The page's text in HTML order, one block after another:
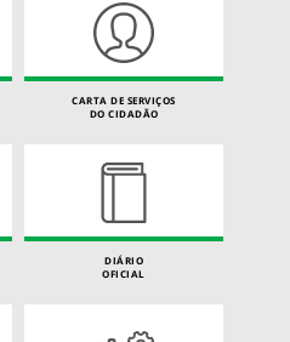
CARTA DE SERVIÇOS
DO CIDADÃO
DIÁRIO
OFICIAL